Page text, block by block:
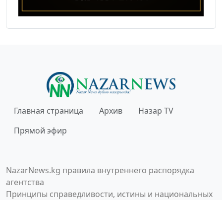
Главная страница Архив
Назар TV
Прямой эфир
NazarNews.kg правила внутреннего распорядка
агентства
Принципы справедливости, истины и национальных